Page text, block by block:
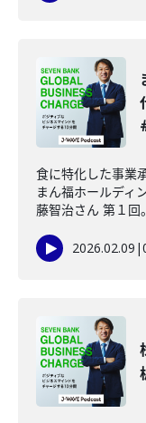
食に特化した事業
まん福ホールディ
藤智治さん 第１回
2026.02.09 |